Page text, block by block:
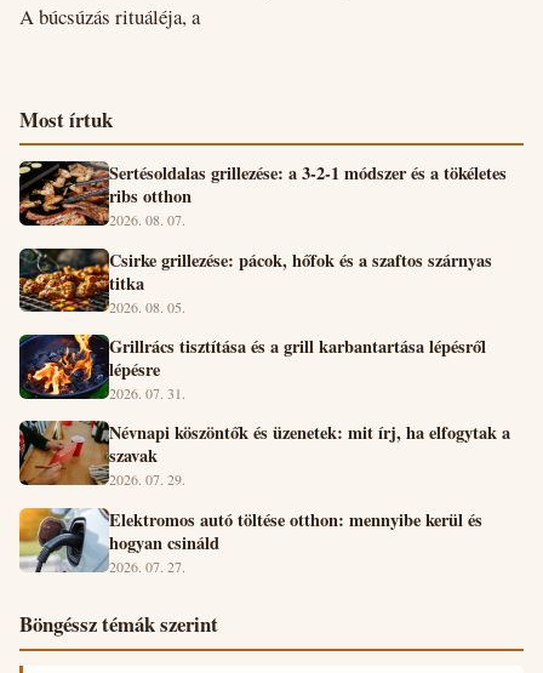
A búcsúzás rituáléja, a
Most írtuk
Sertésoldalas grillezése: a 3-2-1 módszer és a tökéletes
ribs otthon
2026. 08. 07.
Csirke grillezése: pácok, hőfok és a szaftos szárnyas
titka
2026. 08. 05.
Grillrács tisztítása és a grill karbantartása lépésről
lépésre
2026. 07. 31.
Névnapi köszöntők és üzenetek: mit írj, ha elfogytak a
szavak
2026. 07. 29.
Elektromos autó töltése otthon: mennyibe kerül és
hogyan csináld
2026. 07. 27.
Böngéssz témák szerint